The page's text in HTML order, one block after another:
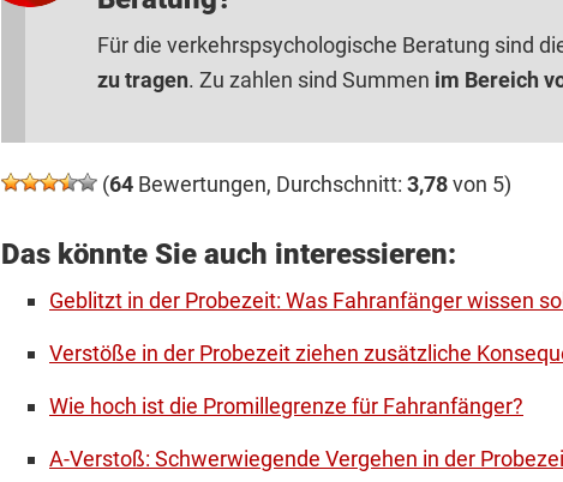
Für die verkehrspsychologische Beratung sind
zu tragen. Zu zahlen sind Summen im Bereich
(64 Bewertungen, Durchschnitt: 3,78von 5)
Das könnte Sie auch interessieren:
Geblitzt in der Probezeit: Was Fahranfänger wissen
Verstöße in der Probezeit ziehen zusätzliche
Wie hoch ist die Promillegrenze für Fahranfänger?
A-Verstoß: Schwerwiegende Vergehen in der